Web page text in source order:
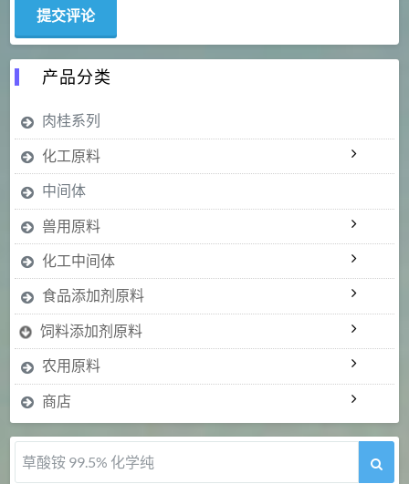
产品分类
肉桂系列
化工原料
中间体
兽用原料
化工中间体
食品添加剂原料
饲料添加剂原料
农用原料
商店
5-甲氧基吲哚 98%